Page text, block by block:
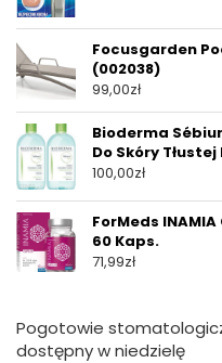
Focusgarden
(002038)
99,00zł
Bioderma
Do Skóry
100,00zł
ForMeds
60 Kaps.
71,99zł
Pogotowie
dostępny w niedzielę